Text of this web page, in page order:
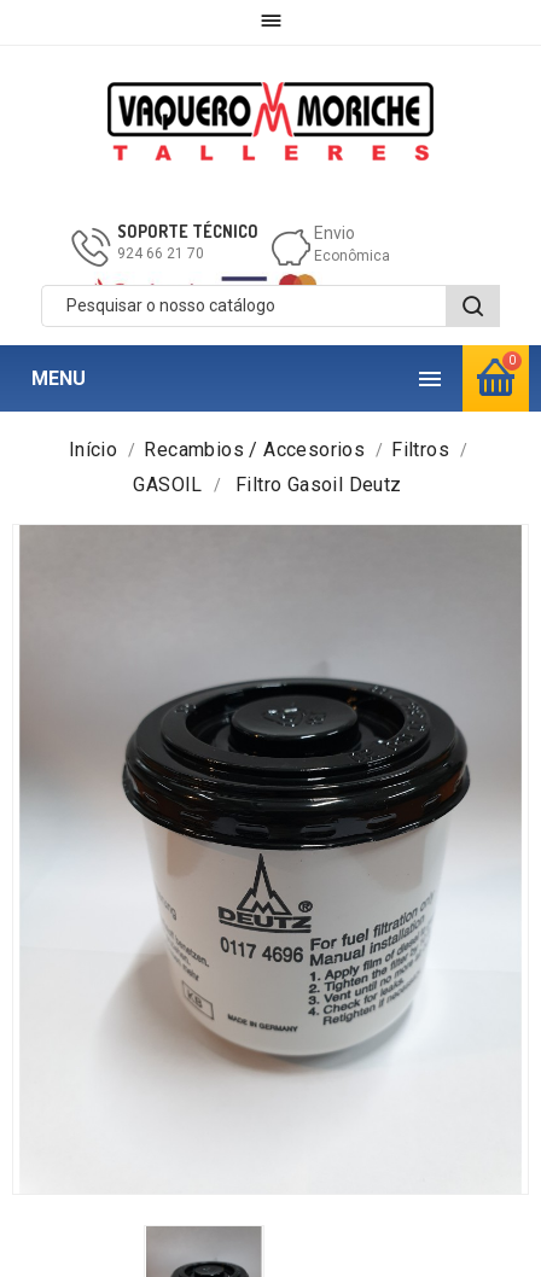

0
SOPORTE TÉCNICO
924 66 21 70
Envio
Econômica

MENU
Início Recambios / Accesorios
Filtros
GASOIL
Filtro Gasoil Deutz